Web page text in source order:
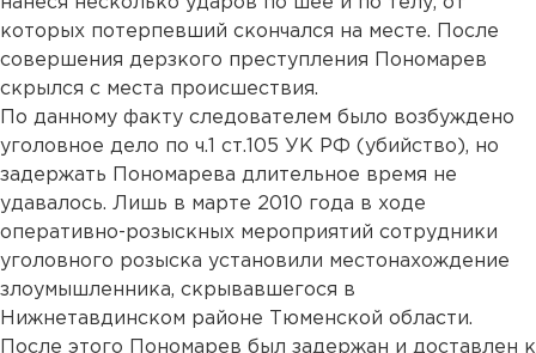
которых потерпевший скончался на месте. После
совершения дерзкого преступления Пономарев
скрылся с места происшествия.
По данному факту следователем было возбуждено
уголовное дело по ч.1 ст.105 УК РФ (убийство), но
задержать Пономарева длительное время не
удавалось. Лишь в марте 2010 года в ходе
оперативно-розыскных мероприятий сотрудники
уголовного розыска установили местонахождение
злоумышленника, скрывавшегося в
Нижнетавдинском районе Тюменской области.
После этого Пономарев был задержан и доставлен к